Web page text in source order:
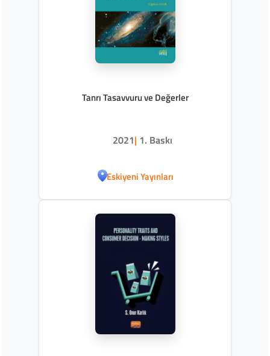
Tanrı Tasavvuru ve Değerler
2021| 1. Baskı
Eskiyeni Yayınları